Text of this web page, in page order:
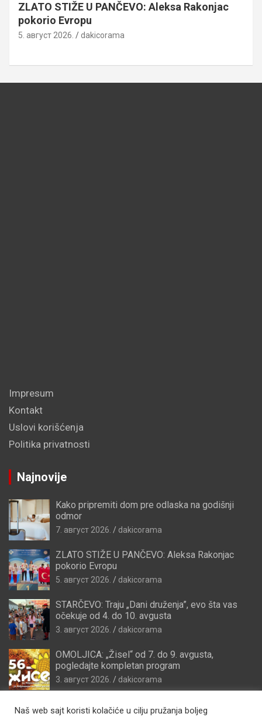
ZLATO STIŽE U PANČEVO: Aleksa Rakonjac
pokorio Evropu
5. август 2026. dakicorama
Impresum
Kontakt
Uslovi korišćenja
Politika privatnosti
Najnovije
Kako pripremiti dom pre odlaska na godišnji
odmor
7. август 2026. dakicorama
ZLATO STIŽE U PANČEVO: Aleksa Rakonjac
pokorio Evropu
5. август 2026. dakicorama
STARČEVO: Traju „Dani druženja”, evo šta vas
očekuje od 4. do 10. avgusta
3. август 2026. dakicorama
OMOLJICA: „Žisel“ od 7. do 9. avgusta,
pogledajte kompletan program
3. август 2026. dakicorama
Naš web sajt koristi kolačiće u cilju pružanja boljeg